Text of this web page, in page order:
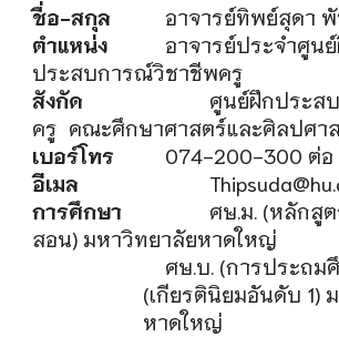
ชื่อ-สกุล
อาจารย์ทิพย์สุดา
ตำแหน่ง
อาจารย์ประจำศูน
ประสบการณ์วิชาชีพครู
สังกัด
ศูนย์ฝึกประส
ครู คณะศึกษาศาสตร์และศิลปศา
เบอร์โทร
074-200-300 ต่อ
อีเมล
การศึกษา
ศษ.ม. (หลักสู
สอน) มหาวิทยาลัยหาดใหญ่
ศษ.บ. (การประถม
(เกียรตินิยมอันดับ 1)
หาดใหญ่